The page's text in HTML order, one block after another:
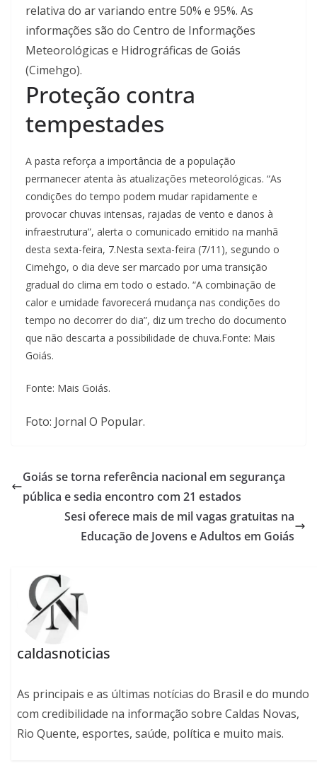
relativa do ar variando entre 50% e 95%. As
informações são do Centro de Informações
Meteorológicas e Hidrográficas de Goiás
(Cimehgo).
Proteção contra
tempestades
A pasta reforça a importância de a população
permanecer atenta às atualizações meteorológicas. “As
condições do tempo podem mudar rapidamente e
provocar chuvas intensas, rajadas de vento e danos à
infraestrutura”, alerta o comunicado emitido na manhã
desta sexta-feira, 7.Nesta sexta-feira (7/11), segundo o
Cimehgo, o dia deve ser marcado por uma transição
gradual do clima em todo o estado. “A combinação de
calor e umidade favorecerá mudança nas condições do
tempo no decorrer do dia”, diz um trecho do documento
que não descarta a possibilidade de chuva.Fonte: Mais
Goiás.
Fonte: Mais Goiás.
Foto: Jornal O Popular.
Goiás se torna referência nacional em segurança
pública e sedia encontro com 21 estados
Sesi oferece mais de mil vagas gratuitas na
Educação de Jovens e Adultos em Goiás
caldasnoticias
As principais e as últimas notícias do Brasil e do mundo
com credibilidade na informação sobre Caldas Novas,
Rio Quente, esportes, saúde, política e muito mais.